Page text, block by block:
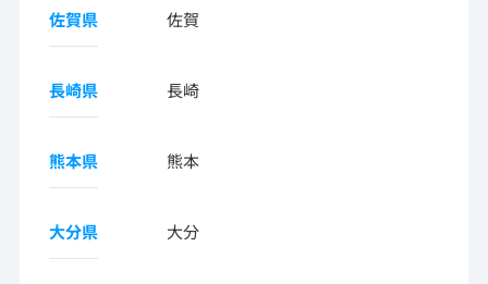
佐賀県 佐賀
長崎県 長崎
熊本県 熊本
大分県 大分